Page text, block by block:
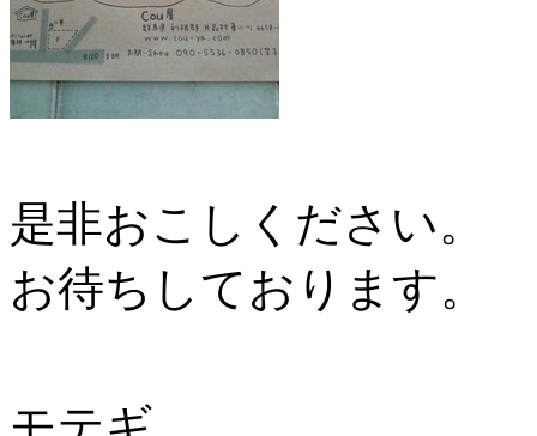
是非おこしください。
お待ちしております。